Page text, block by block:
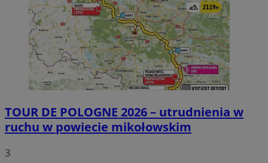
TOUR DE POLOGNE 2026 – utrudnienia w
ruchu w powiecie mikołowskim
3